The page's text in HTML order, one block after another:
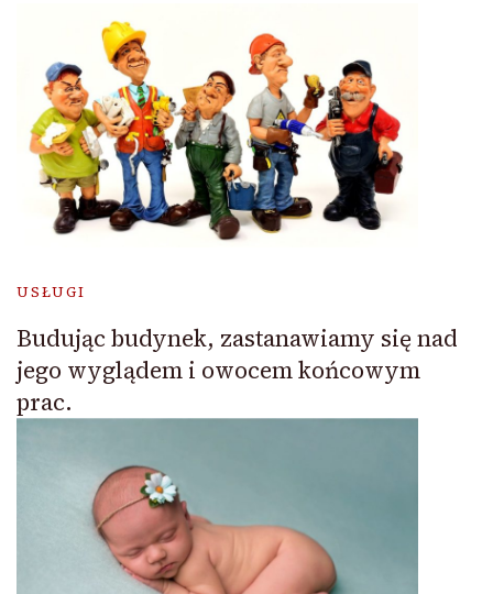
USŁUGI
Budując budynek, zastanawiamy się nad
jego wyglądem i owocem końcowym
prac.